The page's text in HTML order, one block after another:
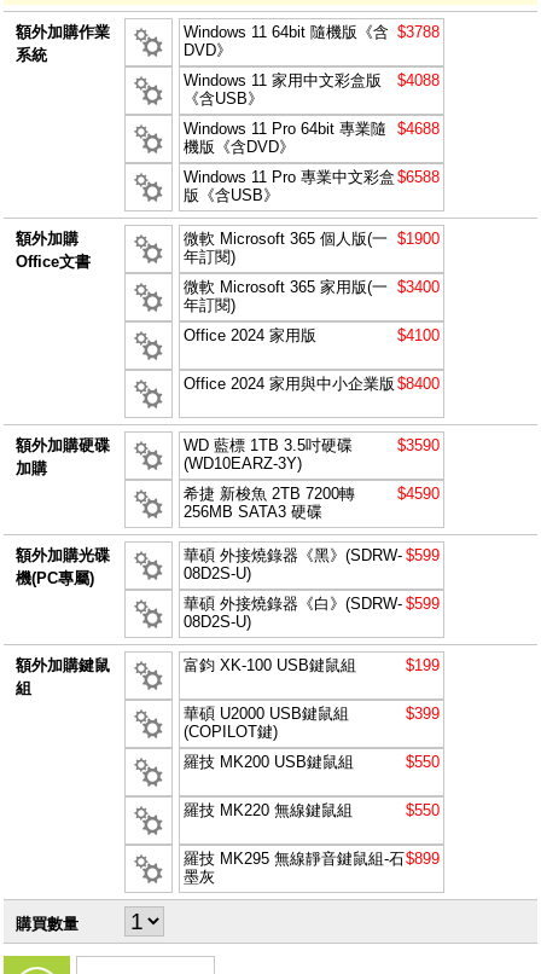
額外加購作業
系統
Windows 11 64bit 隨機版《含
DVD》
$3788
Windows 11 家用中文彩盒版
《含USB》
$4088
Windows 11 Pro 64bit 專業隨
機版《含DVD》
$4688
Windows 11 Pro 專業中文彩盒
版《含USB》
$6588
額外加購
Office文書
微軟 Microsoft 365 個人版(一
年訂閱)
$1900
微軟 Microsoft 365 家用版(一
年訂閱)
$3400
Office 2024 家用版 $4100
Office 2024 家用與中小企業版 $8400
額外加購硬碟
加購
WD 藍標 1TB 3.5吋硬碟
(WD10EARZ-3Y)
$3590
希捷 新梭魚 2TB 7200轉
256MB SATA3 硬碟
$4590
額外加購光碟
機(PC專屬)
華碩 外接燒錄器《黑》(SDRW-
08D2S-U)
$599
華碩 外接燒錄器《白》(SDRW-
08D2S-U)
$599
額外加購鍵鼠
組
富鈞 XK-100 USB鍵鼠組 $199
華碩 U2000 USB鍵鼠組
(COPILOT鍵)
$399
羅技 MK200 USB鍵鼠組 $550
羅技 MK220 無線鍵鼠組 $550
羅技 MK295 無線靜音鍵鼠組-石
墨灰
$899
購買數量